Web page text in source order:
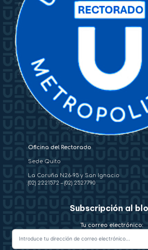
Oficina del Rectorado
Sede Quito
La Coruña N26-95 y San Ignacio
(02) 2221572 –(02) 2527790
Subscripción al
Tu correo electrónico: